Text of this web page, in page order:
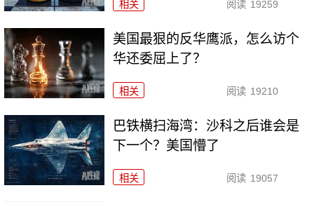
相关 阅读 19259
美国最狠的反华鹰派，怎么访个
华还委屈上了？
相关 阅读 19210
巴铁横扫海湾：沙科之后谁会是
下一个？美国懵了
相关 阅读 19057